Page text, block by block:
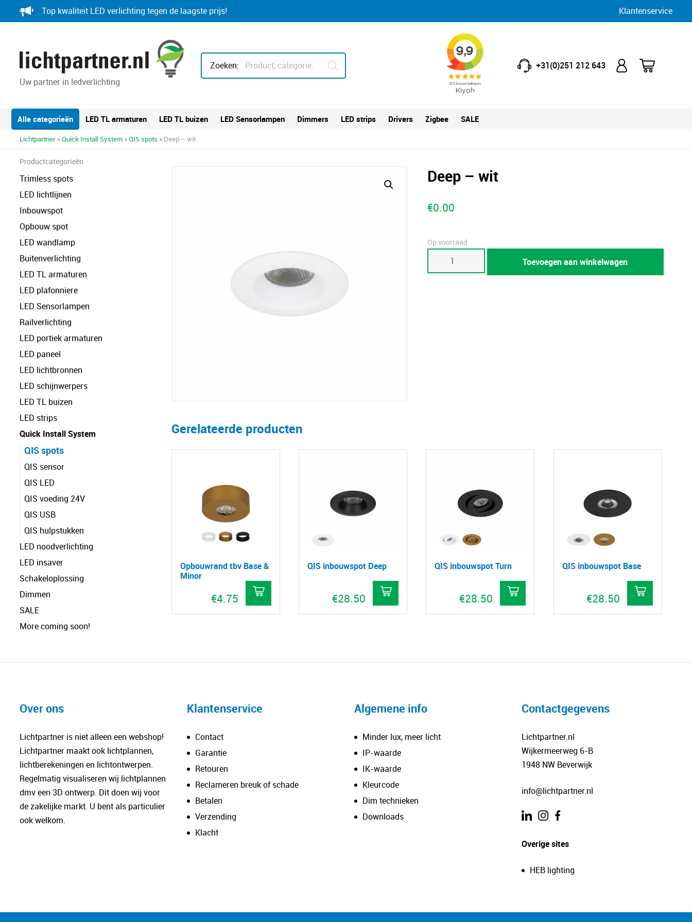
to
Top kwaliteit LED verlichting tegen de laagste prijs! Klantenservice
Uw partner in ledverlichting
Zoeken: +31(0)251 212 643
Alle categorieën LED TL armaturen LED TL buizen LED Sensorlampen Dimmers LED strips Drivers Zigbee SALE
Lichtpartner »Quick Install System »QIS spots » Deep – wit
Productcategorieën
Trimless spots
LED lichtlijnen
Inbouwspot
Opbouw spot
LED wandlamp
Buitenverlichting
LED TL armaturen
LED plafonniere
LED Sensorlampen
Railverlichting
LED portiek armaturen
LED paneel
LED lichtbronnen
LED schijnwerpers
LED TL buizen
LED strips
Quick Install System
QIS spots
QIS sensor
QIS LED
QIS voeding 24V
QIS USB
QIS hulpstukken
LED noodverlichting
LED insaver
Schakeloplossing
Dimmen
SALE
More coming soon!
Deep – wit
€0.00
Op voorraad
Toevoegen aan winkelwagen
Gerelateerde producten
Opbouwrand tbv Base &
Minor
€4.75
QIS inbouwspot Deep
€28.50
QIS inbouwspot Turn
€28.50
QIS inbouwspot Base
€28.50
Over ons
Lichtpartner is niet alleen een webshop!
Lichtpartner maakt ook lichtplannen,
lichtberekeningen en lichtontwerpen.
Regelmatig visualiseren wij lichtplannen
dmv een 3D ontwerp. Dit doen wij voor
de zakelijke markt. U bent als particulier
ook welkom.
Klantenservice
Contact
Garantie
Retouren
Reclameren breuk of schade
Betalen
Verzending
Klacht
Algemene info
Minder lux, meer licht
IP-waarde
IK-waarde
Kleurcode
Dim technieken
Downloads
Contactgegevens
Lichtpartner.nl
Wijkermeerweg 6-B
1948 NW Beverwijk
info@lichtpartner.nl
.
Overige sites
HEB lighting